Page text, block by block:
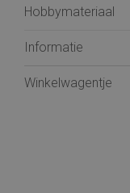
Hobbymateriaal
Informatie
Winkelwagentje